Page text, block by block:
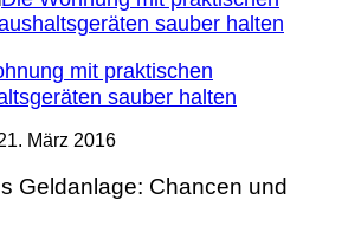
mit praktischen
sauber halten
März 2016
Geldanlage: Chancen und